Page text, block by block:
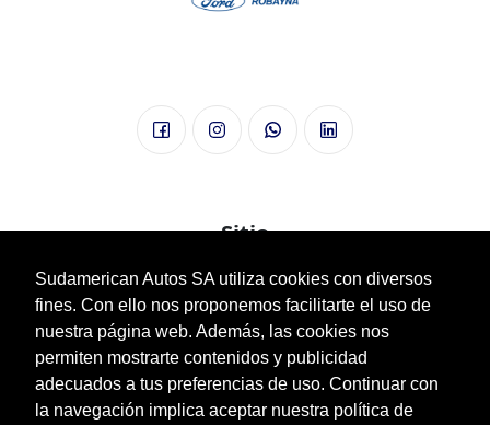
Sudamerican Autos SA utiliza cookies con diversos
fines. Con ello nos proponemos facilitarte el uso de
nuestra página web. Además, las cookies nos
permiten mostrarte contenidos y publicidad
adecuados a tus preferencias de uso. Continuar con
la navegación implica aceptar nuestra política de
Sitio
Nuestra Empresa
Vehículos
Plan Óvalo
Usados
Posventa